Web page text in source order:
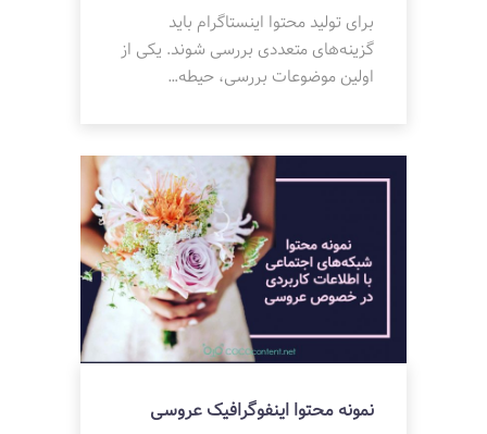
برای تولید محتوا اینستاگرام باید
گزینه‌های متعددی بررسی شوند. یکی از
اولین موضوعات بررسی، حیطه…
نمونه محتوا اینفوگرافیک عروسی